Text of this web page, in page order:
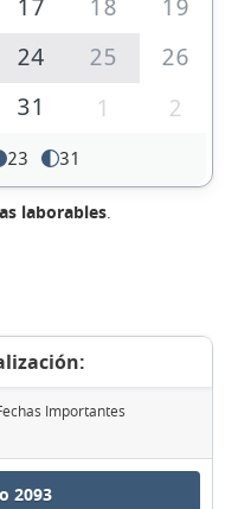
17 18
19
24 25
26
31 1 2
23 31
laborables.
Importantes
2093